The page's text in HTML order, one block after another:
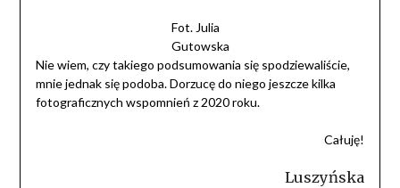
Fot. Julia
Gutowska
Nie wiem, czy takiego podsumowania się spodziewaliście,
mnie jednak się podoba. Dorzucę do niego jeszcze kilka
fotograficznych wspomnień z 2020 roku.
Całuję!
Luszyńska